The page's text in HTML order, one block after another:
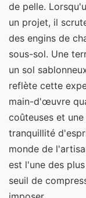
de pelle.
un projet, il
des engins de
sous-sol. Une
un sol
reflète cette
main-d'œuvre
coûteuses et
tranquillité
monde de
est l'une des
seuil de